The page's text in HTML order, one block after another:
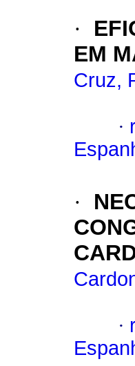
·
EM
Cruz,
·
·
·